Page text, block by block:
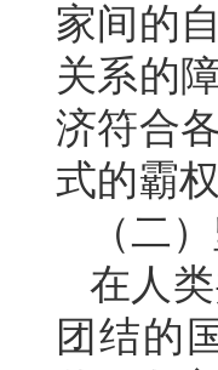
家间的
关系的
济符合
式的霸
（二
在人
团结的